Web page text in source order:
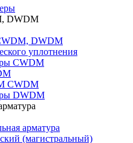
DWDM
DWDM
уплотнения
CWDM
CWDM
DWDM
арматура
(магистральный)